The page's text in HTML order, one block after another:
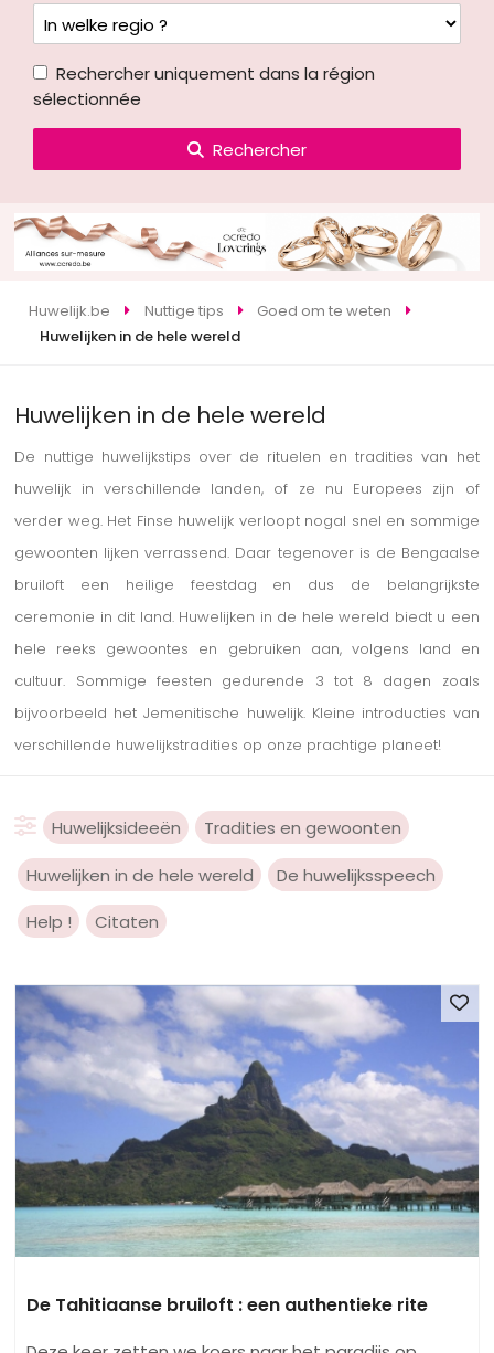
Rechercher uniquement dans la région
sélectionnée
Rechercher
Huwelijk.be Nuttige tips
Goed om te weten
Huwelijken in de hele wereld
Huwelijken in de hele wereld
De nuttige huwelijkstips over de rituelen en tradities van het
huwelijk in verschillende landen, of ze nu Europees zijn of
verder weg. Het Finse huwelijk verloopt nogal snel en sommige
gewoonten lijken verrassend. Daar tegenover is de Bengaalse
bruiloft een heilige feestdag en dus de belangrijkste
ceremonie in dit land. Huwelijken in de hele wereld biedt u een
hele reeks gewoontes en gebruiken aan, volgens land en
cultuur. Sommige feesten gedurende 3 tot 8 dagen zoals
bijvoorbeeld het Jemenitische huwelijk. Kleine introducties van
verschillende huwelijkstradities op onze prachtige planeet!
Huwelijksideeën Tradities en gewoonten
Huwelijken in de hele wereld De huwelijksspeech
Help ! Citaten
De Tahitiaanse bruiloft : een authentieke rite